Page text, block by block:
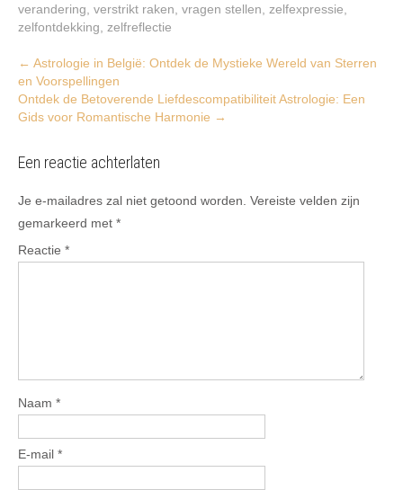
verandering verstrikt raken vragen stellen zelfexpressie
zelfontdekking
zelfreflectie
Post
navigation
← Astrologie in België: Ontdek de Mystieke Wereld van Sterren
en Voorspellingen
Ontdek de Betoverende Liefdescompatibiliteit Astrologie: Een
Gids voor Romantische Harmonie →
Een reactie achterlaten
Je e-mailadres zal niet getoond worden. Vereiste velden zijn
gemarkeerd met *
Reactie *
Naam *
E-mail *